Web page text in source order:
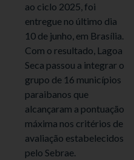
ao ciclo 2025, foi
entregue no último dia
10 de junho, em Brasília.
Com o resultado, Lagoa
Seca passou a integrar o
grupo de 16 municípios
paraibanos que
alcançaram a pontuação
máxima nos critérios de
avaliação estabelecidos
pelo Sebrae.